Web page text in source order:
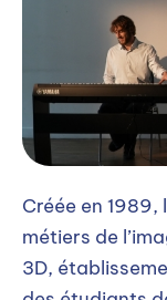
Créée en 1989,
métiers de
3D,